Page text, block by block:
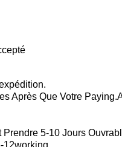
Après Que Votre
5-10 Jours